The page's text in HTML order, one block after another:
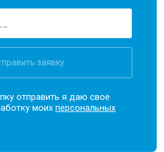
заявку
отправить я даю свое
моихперсональных